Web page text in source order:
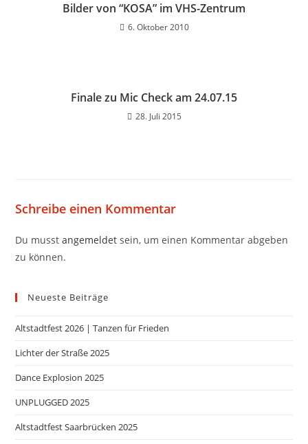
Bilder von “KOSA” im VHS-Zentrum
6. Oktober 2010
Finale zu Mic Check am 24.07.15
28. Juli 2015
Schreibe einen Kommentar
Du musstangemeldet sein, um einen Kommentar abgeben
zu können.
Neueste Beiträge
Altstadtfest 2026 | Tanzen für Frieden
Lichter der Straße 2025
Dance Explosion 2025
UNPLUGGED 2025
Altstadtfest Saarbrücken 2025